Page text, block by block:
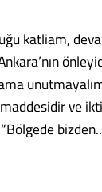
katliam,
ve